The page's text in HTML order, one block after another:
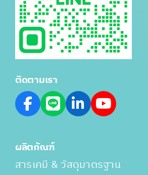
ติดตามเรา
ผลิตภัณฑ์
สารเคมี & วัสดุมาตรฐาน